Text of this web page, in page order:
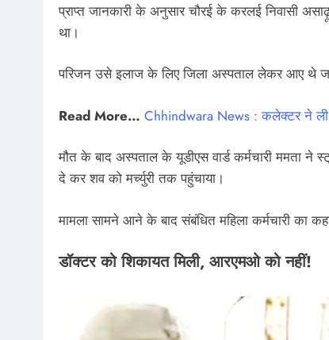
प्राप्त जानकारी के अनुसार चौरई के करलई निवासी
था।
परिजन उसे इलाज के लिए जिला अस्पताल लेकर आए थे
Read More… Chhindwara News : कलेक्टर ने ली
मौत के बाद अस्पताल के यूडीएस वार्ड कर्मचारी ममता
दे कर शव को मर्च्युरी तक पहुंचाया।
मामला सामने आने के बाद संबंधित महिला कर्मचारी का
डॉक्टर को शिकायत मिली, आरएमओ को नहीं!